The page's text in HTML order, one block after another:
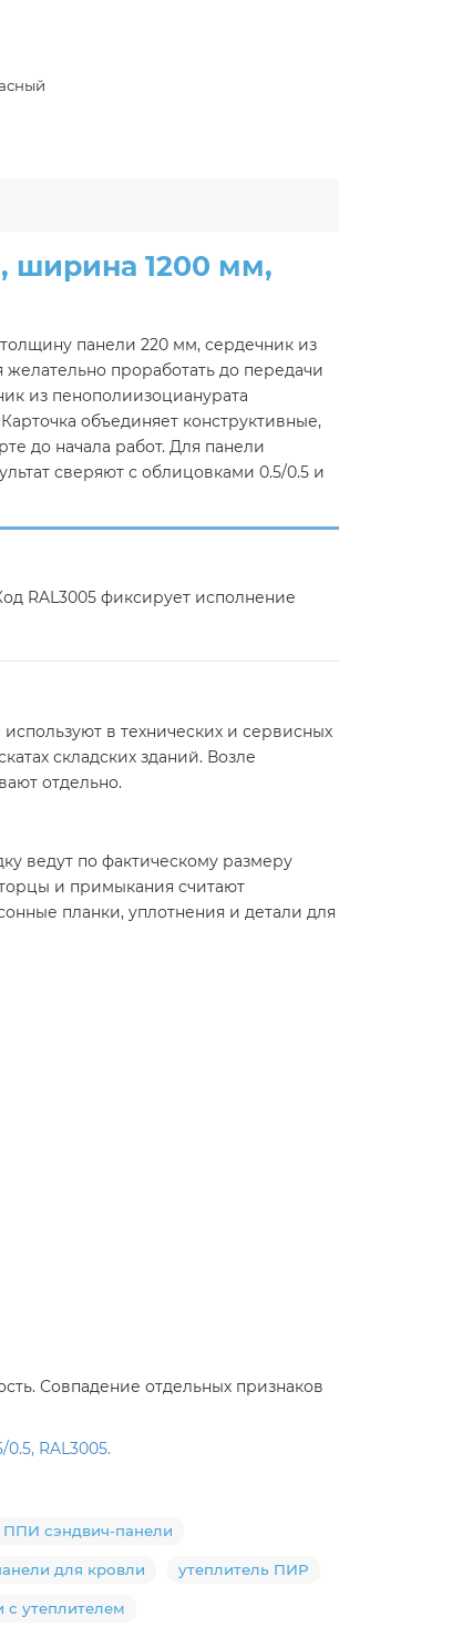
ширина 1200 мм,
панели 220 мм, сердечник из
проработать до передачи
из пенополиизоцианурата
объединяет конструктивные,
до начала работ. Для панели
сверяют с облицовками 0.5/0.5 и
RAL3005 фиксирует исполнение
в технических и сервисных
складских зданий. Возле
отдельно.
ведут по фактическому размеру
и примыкания считают
планки, уплотнения и детали для
Совпадение отдельных признаков
RAL3005.
ППИ сэндвич-панели
для кровли утеплитель ПИР
с утеплителем